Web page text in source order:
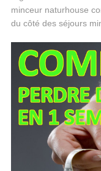
minceur naturhouse
du côté des séjours